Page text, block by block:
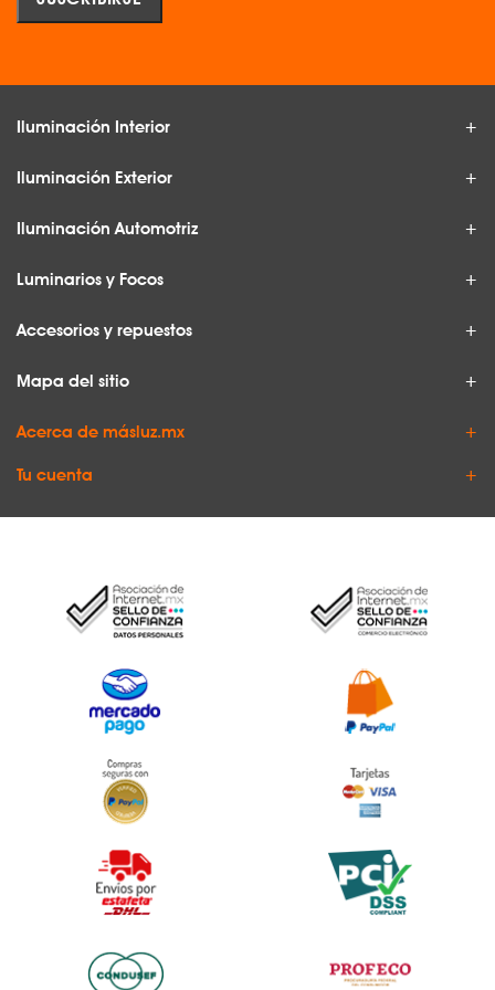
Iluminación Interior
Iluminación Exterior
Iluminación Automotriz
Luminarios y Focos
Accesorios y repuestos
Mapa del sitio
Acerca de másluz.mx
Tu cuenta